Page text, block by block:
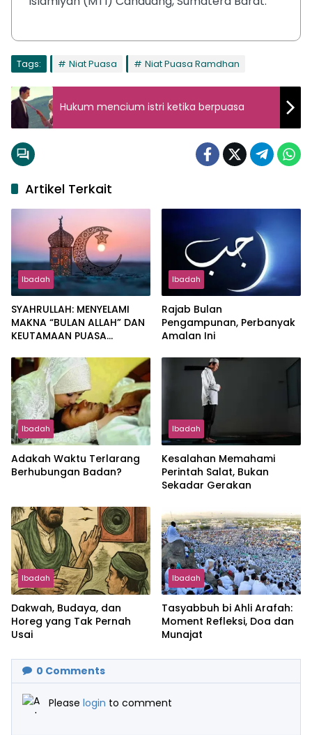
Tags: Niat Puasa Niat Puasa Ramdhan
Hukum mencium istri ketika berpuasa
Artikel Terkait
Ibadah
SYAHRULLAH: MENYELAMI
MAKNA “BULAN ALLAH” DAN
KEUTAMAAN PUASA
Ibadah
Rajab Bulan
Pengampunan, Perbanyak
Amalan Ini
Ibadah
Adakah Waktu Terlarang
Berhubungan Badan?
Ibadah
Kesalahan Memahami
Perintah Salat, Bukan
Sekadar Gerakan
Ibadah
Dakwah, Budaya, dan
Horeg yang Tak Pernah
Usai
Ibadah
Tasyabbuh bi Ahli Arafah:
Moment Refleksi, Doa dan
Munajat
0 Comments
Please login to comment